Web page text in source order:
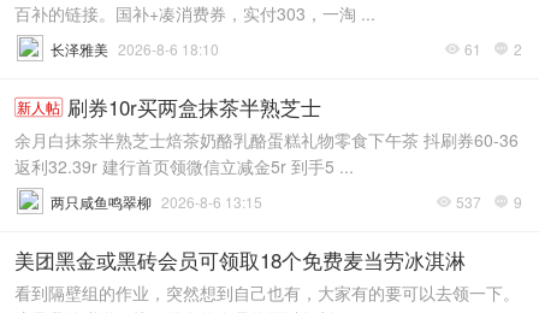
百补的链接。国补+凑消费券，实付303，一淘 ...
 61  2
长泽雅美 2026-8-6 18:10
新人帖 刷券10r买两盒抹茶半熟芝士
余月白抹茶半熟芝士焙茶奶酪乳酪蛋糕礼物零食下午茶 抖刷券60-36
返利32.39r 建行首页领微信立减金5r 到手5 ...
 537  9
两只咸鱼鸣翠柳 2026-8-6 13:15
美团黑金或黑砖会员可领取18个免费麦当劳冰淇淋
看到隔壁组的作业，突然想到自己也有，大家有的要可以去领一下。